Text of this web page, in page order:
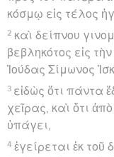
κόσμῳ εἰς τέλος
2 καὶ δείπνου
βεβληκότος εἰς
Ἰούδας Σίμωνος
3 εἰδὼς ὅτι πάντα
χεῖρας, καὶ ὅτι
ὑπάγει,
4 ἐγείρεται ἐκ τοῦ